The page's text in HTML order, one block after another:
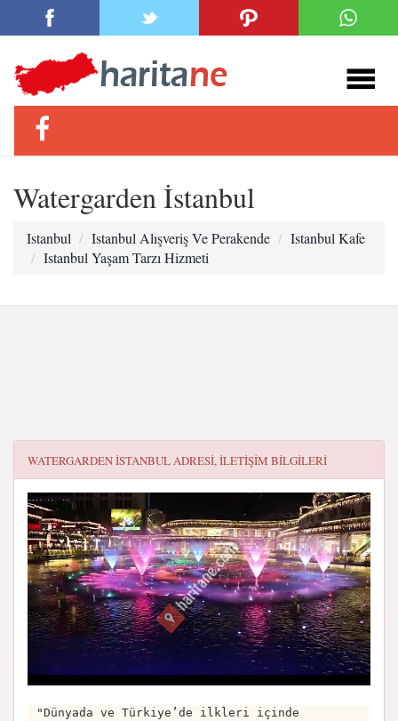
Watergarden İstanbul
Istanbul Istanbul Alışveriş Ve Perakende
Istanbul Kafe
Istanbul Yaşam Tarzı Hizmeti
WATERGARDEN İSTANBULADRESI, ILETIŞIM BILGILERI
"Dünyada ve Türkiye’de ilkleri içinde